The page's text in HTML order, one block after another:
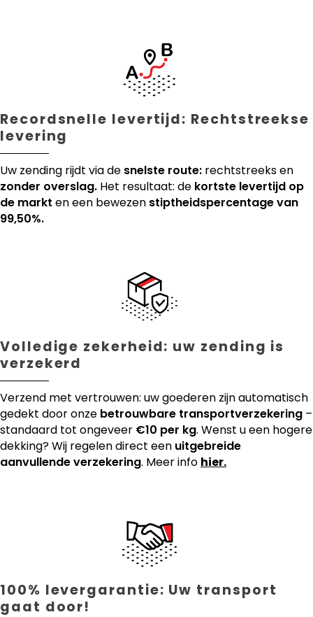
Recordsnelle levertijd: Rechtstreekse
levering
Uw zending rijdt via de snelste route: rechtstreeks en
zonder overslag. Het resultaat: de kortste levertijd op
de markt en een bewezen stiptheidspercentage van
99,50%.
Volledige zekerheid: uw zending is
verzekerd
Verzend met vertrouwen: uw goederen zijn automatisch
gedekt door onze betrouwbare transportverzekering –
standaard tot ongeveer €10 per kg. Wenst u een hogere
dekking? Wij regelen direct een uitgebreide
aanvullende verzekering. Meer info hier.
100% levergarantie: Uw transport
gaat door!